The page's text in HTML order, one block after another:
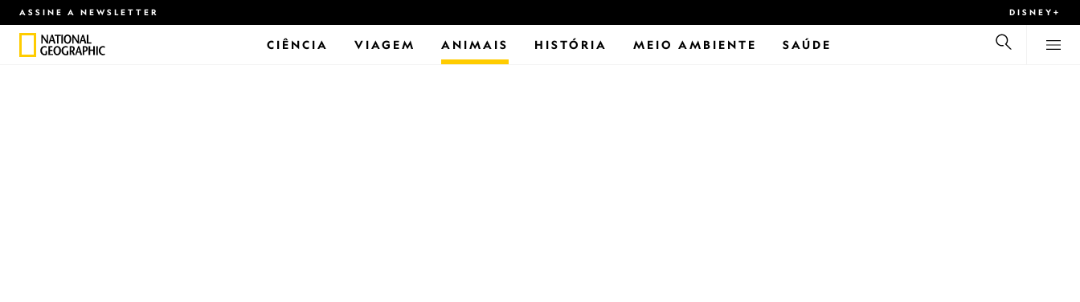
ASSINE A NEWSLETTER DISNEY+
CIÊNCIA VIAGEM ANIMAIS HISTÓRIA MEIO AMBIENTE SAÚDE